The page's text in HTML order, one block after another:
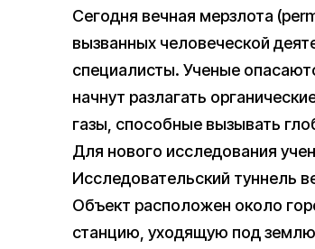
Сегодня вечная мерзлота
вызванных человеческой
специалисты. Ученые
начнут разлагать
газы, способные вызывать
Для нового исследования
Исследовательский туннель
Объект расположен около
станцию, уходящую под